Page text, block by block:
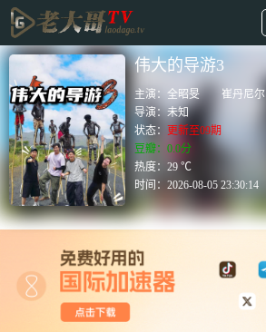
伟大的导游3
主演：全昭旻 崔丹尼尔
导演：未知
状态：
更新至09期
豆瓣：0.0分
热度：29 ℃
时间：2026-08-05 23:30:14